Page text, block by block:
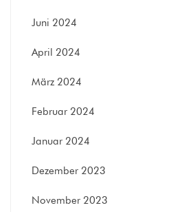
Juni 2024
April 2024
März 2024
Februar 2024
Januar 2024
Dezember 2023
November 2023